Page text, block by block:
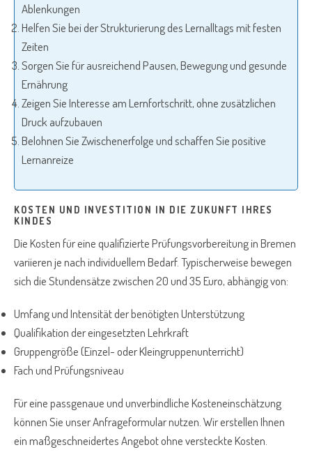
Ablenkungen
Helfen Sie bei der Strukturierung des Lernalltags mit festen
Zeiten
Sorgen Sie für ausreichend Pausen, Bewegung und gesunde
Ernährung
Zeigen Sie Interesse am Lernfortschritt, ohne zusätzlichen
Druck aufzubauen
Belohnen Sie Zwischenerfolge und schaffen Sie positive
Lernanreize
KOSTEN UND INVESTITION IN DIE ZUKUNFT IHRES
KINDES
Die Kosten für eine qualifizierte Prüfungsvorbereitung in Bremen
variieren je nach individuellem Bedarf. Typischerweise bewegen
sich die Stundensätze zwischen 20 und 35 Euro, abhängig von:
Umfang und Intensität der benötigten Unterstützung
Qualifikation der eingesetzten Lehrkraft
Gruppengröße (Einzel- oder Kleingruppenunterricht)
Fach und Prüfungsniveau
Für eine passgenaue und unverbindliche Kosteneinschätzung
können Sie unser Anfrageformular nutzen. Wir erstellen Ihnen
ein maßgeschneidertes Angebot ohne versteckte Kosten.